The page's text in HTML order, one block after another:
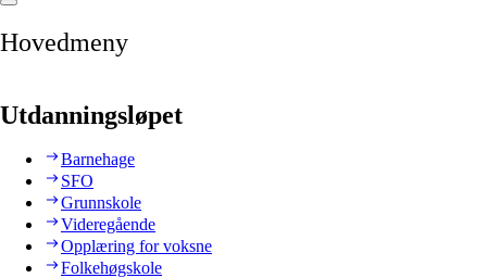
Hovedmeny
Utdanningsløpet
Barnehage
SFO
Grunnskole
Videregående
Opplæring for voksne
Folkehøgskole